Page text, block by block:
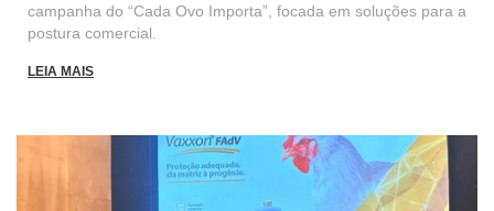
campanha do “Cada Ovo Importa”, focada em soluções para a
postura comercial.
LEIA MAIS